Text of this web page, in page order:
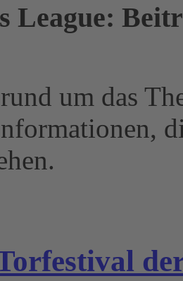
League:
um das